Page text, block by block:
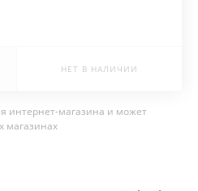
НЕТ В НАЛИЧИИ
интернет-магазина и может
магазинах